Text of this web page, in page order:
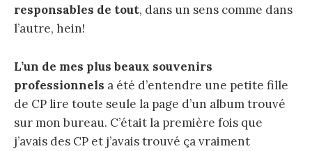
responsables de tout, dans un sens comme dans
l’autre, hein!
L’un de mes plus beaux souvenirs
professionnels a été d’entendre une petite fille
de CP lire toute seule la page d’un album trouvé
sur mon bureau. C’était la première fois que
j’avais des CP et j’avais trouvé ça vraiment